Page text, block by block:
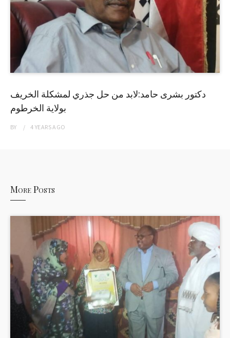
دكتور بشرى حامد:لابد من حل جذري لمشكلة الخريف
بولاية الخرطوم
BY 4 YEARSAGO
More Posts